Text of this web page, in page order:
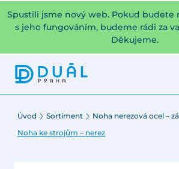
Spustili jsme nový web. Pokud budete
s jeho fungováním, budeme rádi za
Děkujeme.
Úvod Sortiment
Noha nerezová ocel –
Noha ke strojům – nerez